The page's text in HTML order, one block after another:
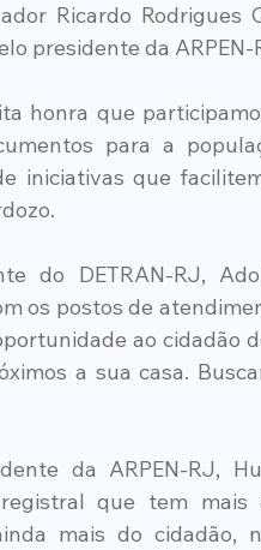
Ricardo Rodrigues
presidente da
honra que
para a
iniciativas que
do DETRAN-RJ,
os postos de
ao cidadão
a sua casa.
da ARPEN-RJ,
que tem mais
mais do cidadão,